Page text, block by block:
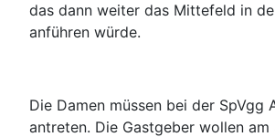
das dann weiter das Mittefeld in
anführen würde.
Die Damen müssen bei der SpVgg
antreten. Die Gastgeber wollen am